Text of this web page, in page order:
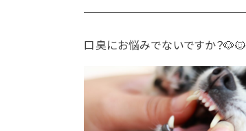
口臭にお悩みでないですか？🐶🐱